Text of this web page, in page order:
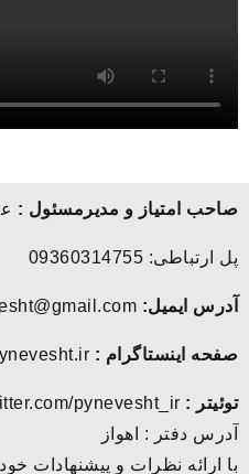
صاحب امتیاز و مدیرمسئول :
پل ارتباطی: 09360314755
آدرس ایمیل:
صفحه اینستاگرام :
توئیتر :
آدرس دفتر : اهواز
با ارائه نظرات و پیشنهادات